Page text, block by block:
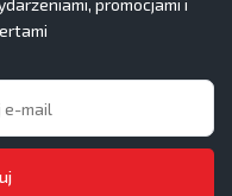
promocjami i